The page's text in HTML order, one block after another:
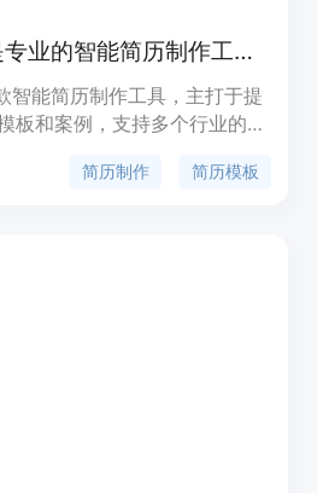
职徒简历 52cv 是专业的智能简历制作工具，拥有大量的中英文简历模板、简历案例，支持金融、互联网、咨询、快销等行业简历制作。
智能简历制作工具，主打于提
板和案例，支持多个行业的简
定位于帮助用户轻松制作优质
简历制作 简历模板